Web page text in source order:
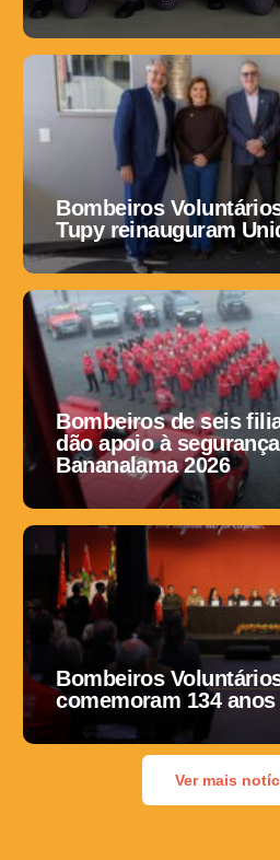
Bombeiros
Tupy reinauguram
Bombeiros de seis
dão apoio à
Bananalama 2026
Bombeiros
comemoram 134 anos
Ver mais